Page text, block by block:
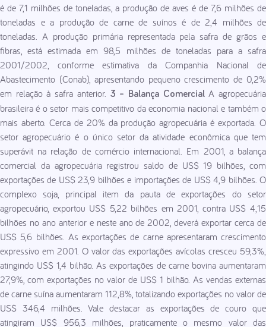
é de 7,1 milhões de toneladas, a produção de aves é de 7,6 milhões de
toneladas e a produção de carne de suínos é de 2,4 milhões de
toneladas. A produção primária representada pela safra de grãos e
fibras, está estimada em 98,5 milhões de toneladas para a safra
2001/2002, conforme estimativa da Companhia Nacional de
Abastecimento (Conab), apresentando pequeno crescimento de 0,2%
em relação à safra anterior. 3 – Balança ComercialA agropecuária
brasileira é o setor mais competitivo da economia nacional e também o
mais aberto. Cerca de 20% da produção agropecuária é exportada. O
setor agropecuário é o único setor da atividade econômica que tem
superávit na relação de comércio internacional. Em 2001, a balança
comercial da agropecuária registrou saldo de US$ 19 bilhões, com
exportações de US$ 23,9 bilhões e importações de US$ 4,9 bilhões. O
complexo soja, principal item da pauta de exportações do setor
agropecuário, exportou US$ 5,22 bilhões em 2001, contra US$ 4,15
bilhões no ano anterior e neste ano de 2002, deverá exportar cerca de
US$ 5,6 bilhões. As exportações de carne apresentaram crescimento
expressivo em 2001. O valor das exportações avícolas cresceu 59,3%,
atingindo US$ 1,4 bilhão. As exportações de carne bovina aumentaram
27,9%, com exportações no valor de US$ 1 bilhão. As vendas externas
de carne suína aumentaram 112,8%, totalizando exportações no valor de
US$ 346,4 milhões. Vale destacar as exportações de couro que
atingiram US$ 956,3 milhões, praticamente o mesmo valor das